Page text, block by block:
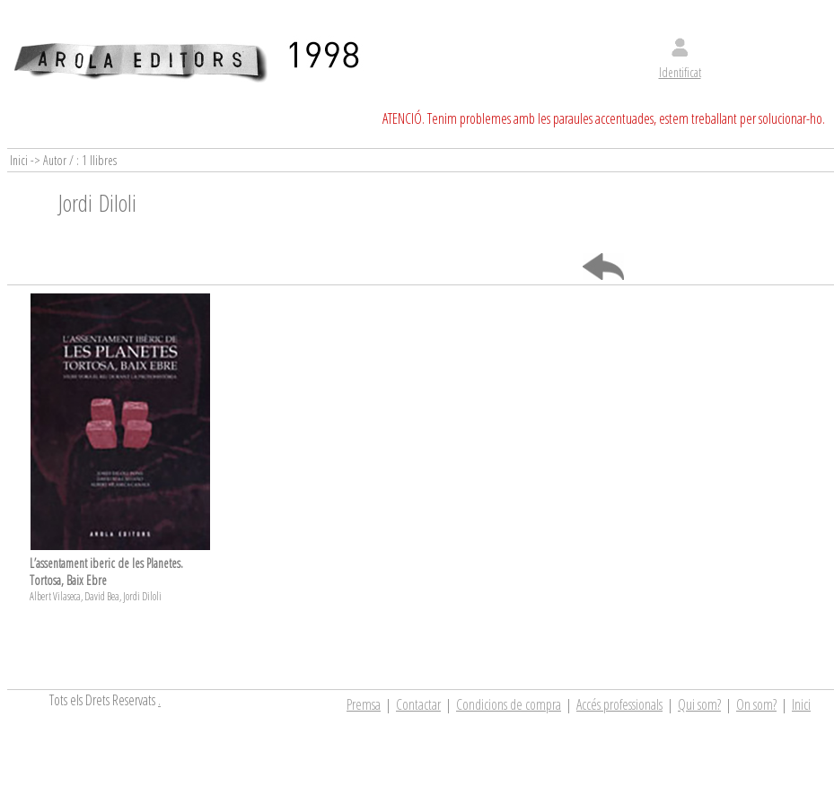
Identificat
ATENCIÓ. Tenim problemes amb les paraules accentuades, estem treballant per solucionar-ho.
Inici -> Autor / : 1 llibres
Jordi Diloli
L’assentament iberic de les Planetes.
Tortosa, Baix Ebre
Albert Vilaseca, David Bea, Jordi Diloli
Tots els Drets Reservats. Premsa | Contactar | Condicions de compra | Accés professionals | Qui som? | On som? | Inici